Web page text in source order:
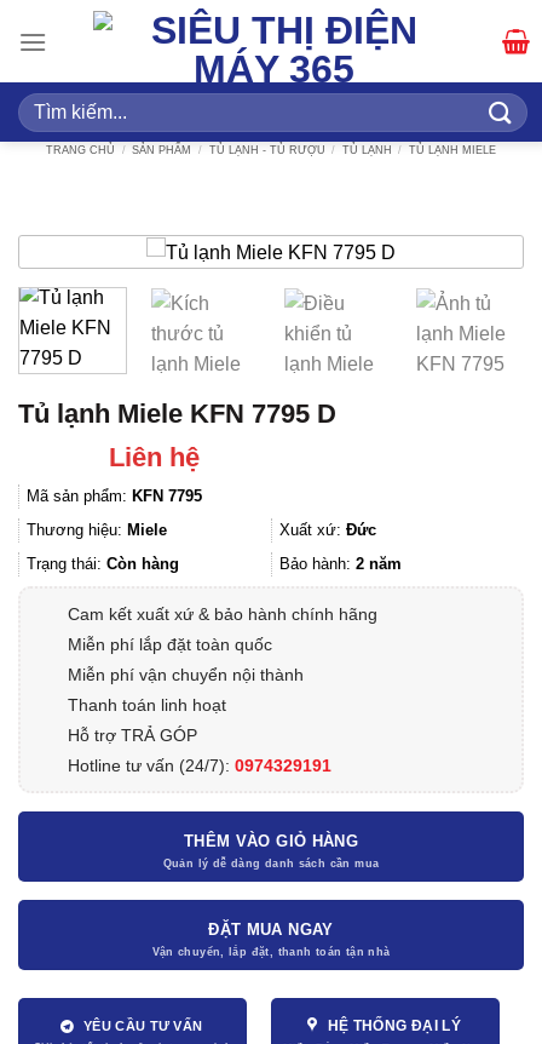
qua
dung
Tìm
kiếm:
TRANG CHỦ / SẢN PHẨM / TỦ LẠNH - TỦ RƯỢU / TỦ LẠNH / TỦ LẠNH MIELE
Tủ lạnh Miele KFN 7795 D
Liên hệ
Mã sản phẩm: KFN 7795
Thương hiệu: Miele Xuất xứ: Đức
Trạng thái: Còn hàng Bảo hành: 2 năm
Cam kết xuất xứ & bảo hành chính hãng
Miễn phí lắp đặt toàn quốc
Miễn phí vận chuyển nội thành
Thanh toán linh hoạt
Hỗ trợ TRẢ GÓP
Hotline tư vấn (24/7): 0974329191
THÊM VÀO GIỎ HÀNG
ĐẶT MUA NGAY
YÊU CẦU TƯ VẤN HỆ THỐNG ĐẠI LÝ